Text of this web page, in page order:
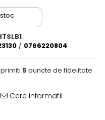
/ 0766220804
5 puncte de fidelitate
Cere informatii